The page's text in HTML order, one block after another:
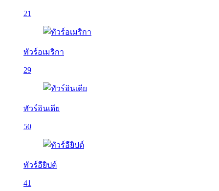
21
ทัวร์อเมริกา
29
ทัวร์อินเดีย
50
ทัวร์อียิปต์
41